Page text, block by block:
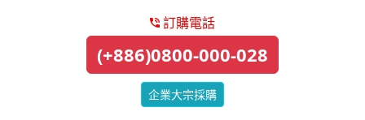
訂購電話
(+886)0800-000-028
企業大宗採購